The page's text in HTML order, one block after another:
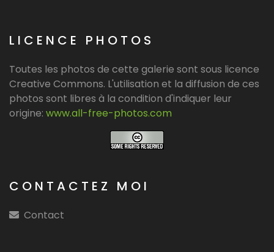
LICENCE PHOTOS
Toutes les photos de cette galerie sont sous licence
Creative Commons. L'utilisation et la diffusion de ces
photos sont libres à la condition d'indiquer leur
origine: www.all-free-photos.com
CONTACTEZ MOI
Contact